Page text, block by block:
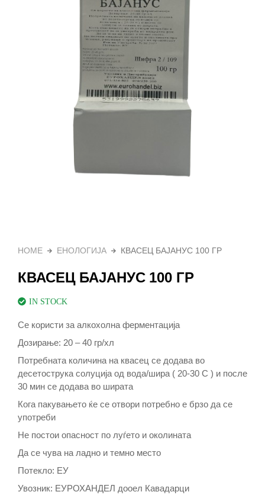
HOME ЕНОЛОГИЈА КВАСЕЦ БАЈАНУС 100 ГР
КВАСЕЦ БАЈАНУС 100 ГР
IN STOCK
Се користи за алкохолна ферментација
Дозирање: 20 – 40 гр/хл
Потребната количина на квасец се додава во
десетострука солуција од вода/шира ( 20-30 C ) и после
30 мин се додава во ширата
Кога пакувањето ќе се отвори потребно е брзо да се
употреби
Не постои опасност по луѓето и околината
Да се чува на ладно и темно место
Потекло: ЕУ
Увозник: ЕУРОХАНДЕЛ дооел Кавадарци